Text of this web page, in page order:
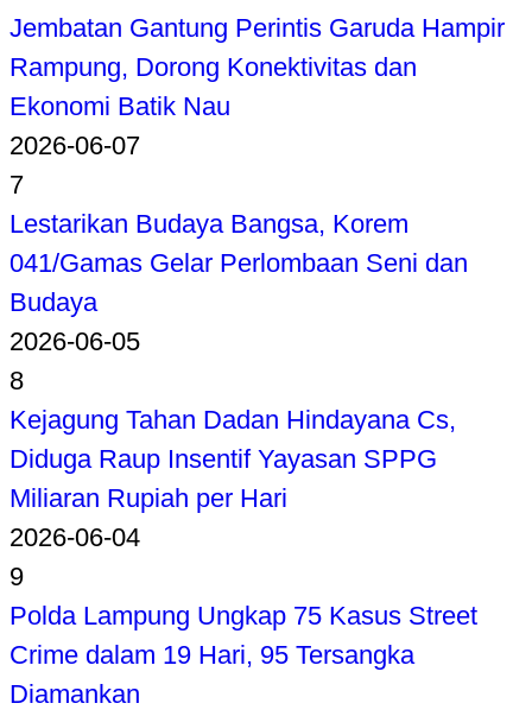
Jembatan Gantung Perintis Garuda Hampir
Rampung, Dorong Konektivitas dan
Ekonomi Batik Nau
2026-06-07
7
Lestarikan Budaya Bangsa, Korem
041/Gamas Gelar Perlombaan Seni dan
Budaya
2026-06-05
8
Kejagung Tahan Dadan Hindayana Cs,
Diduga Raup Insentif Yayasan SPPG
Miliaran Rupiah per Hari
2026-06-04
9
Polda Lampung Ungkap 75 Kasus Street
Crime dalam 19 Hari, 95 Tersangka
Diamankan